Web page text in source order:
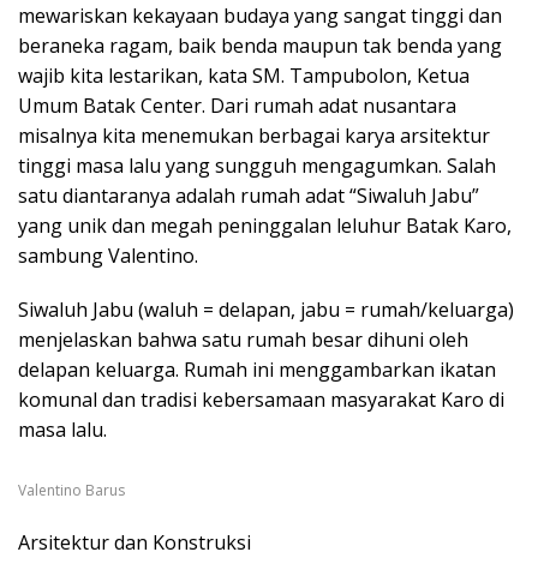
mewariskan kekayaan budaya yang sangat tinggi dan
beraneka ragam, baik benda maupun tak benda yang
wajib kita lestarikan, kata SM. Tampubolon, Ketua
Umum Batak Center. Dari rumah adat nusantara
misalnya kita menemukan berbagai karya arsitektur
tinggi masa lalu yang sungguh mengagumkan. Salah
satu diantaranya adalah rumah adat “Siwaluh Jabu”
yang unik dan megah peninggalan leluhur Batak Karo,
sambung Valentino.
Siwaluh Jabu (waluh = delapan, jabu = rumah/keluarga)
menjelaskan bahwa satu rumah besar dihuni oleh
delapan keluarga. Rumah ini menggambarkan ikatan
komunal dan tradisi kebersamaan masyarakat Karo di
masa lalu.
Valentino Barus
Arsitektur dan Konstruksi